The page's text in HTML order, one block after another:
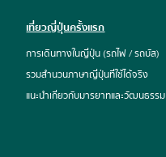
เที่ยวญี่ปุ่นครั้งแรก
การเดินทางในญี่ปุ่น (รถไฟ / รถบัส)
รวมสำนวนภาษาญี่ปุ่นที่ใช้ได้จริง
แนะนำเกี่ยวกับมารยาทและวัฒนธรรม